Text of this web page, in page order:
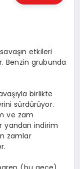
etkileri
Benzin grubunda
birlikte
sürdürüyor.
ve zam
yandan indirim
zamlar